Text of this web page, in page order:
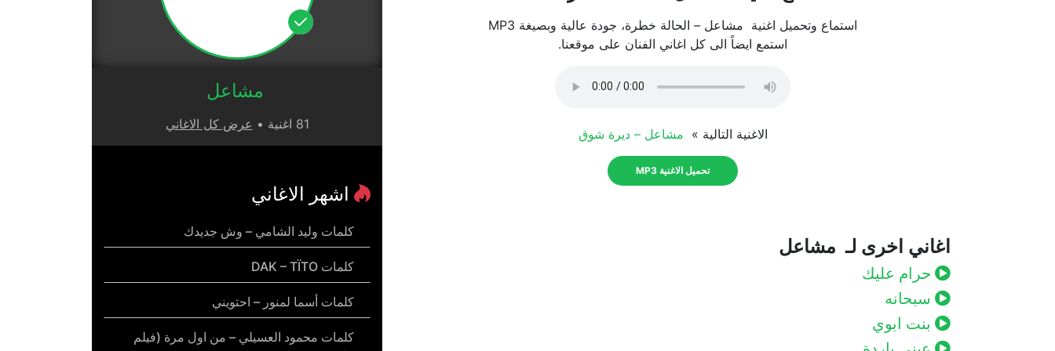
استماع وتحميل اغنية مشاعل – الحالة خطرة، جودة عالية وبصيغة MP3
استمع ايضاً الى كل اغاني الفنان على موقعنا.
الاغنية التالية » مشاعل – ديرة شوق
تحميل الاغنية MP3
اغاني اخرى لـ مشاعل
حرام عليك
سبحانه
بنت ابوي
مشاعل
81 اغنية • عرض كل الاغاني
اشهر الاغاني
كلمات وليد الشامي – وش جديدك
كلمات DAK – TÏTO
كلمات أسما لمنور – احتويني
كلمات محمود العسيلي – من اول مرة (فيلم